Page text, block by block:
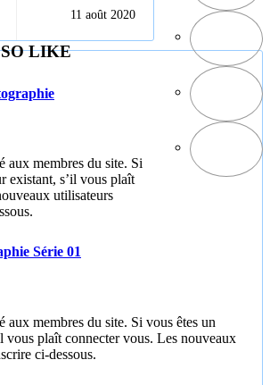
exercices
Cryptographie
série 01
11 août 2020
LIKE
aux membres du site. Si
existant, s’il vous plaît
utilisateurs
Série 01
aux membres du site. Si vous êtes un
vous plaît connecter vous. Les nouveaux
ci-dessous.